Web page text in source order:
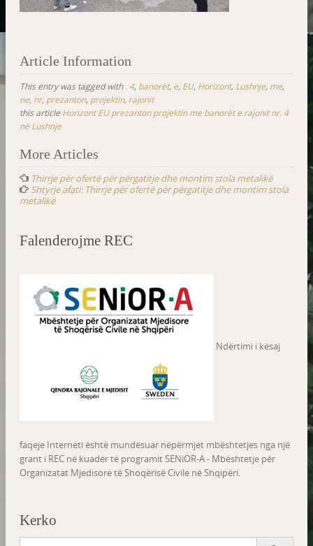
Article Information
This entry was tagged with. 4, banorët, e, EU, Horizont, Lushnje, me,
ne, nr, prezanton, projektin, rajonit
this article Horizont EU prezanton projektin me banorët e rajonit nr. 4
në Lushnje
Post
navigation
More Articles
Thirrje për ofertë për përgatitje dhe montim stola metalikë
Shtyrje afati: Thirrje për ofertë për përgatitje dhe montim stola
metalikë
Falenderojme REC
Ndërtimi i kësaj
faqeje Interneti është mundësuar nëpërmjet mbështetjes nga një
grant i REC në kuadër të programit SENiOR-A - Mbështetje për
Organizatat Mjedisore të Shoqërisë Civile në Shqipëri.
Kerko